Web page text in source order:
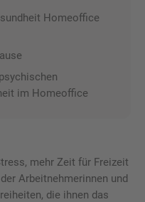
Homeoffice
im Homeoffice
mehr Zeit für Freizeit
Arbeitnehmerinnen und
die ihnen das